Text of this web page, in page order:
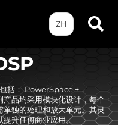
ZH
括： PowerSpace +，
品均采用模块化设计，每个
独的处理和放大单元。其灵
升任何商业应用。